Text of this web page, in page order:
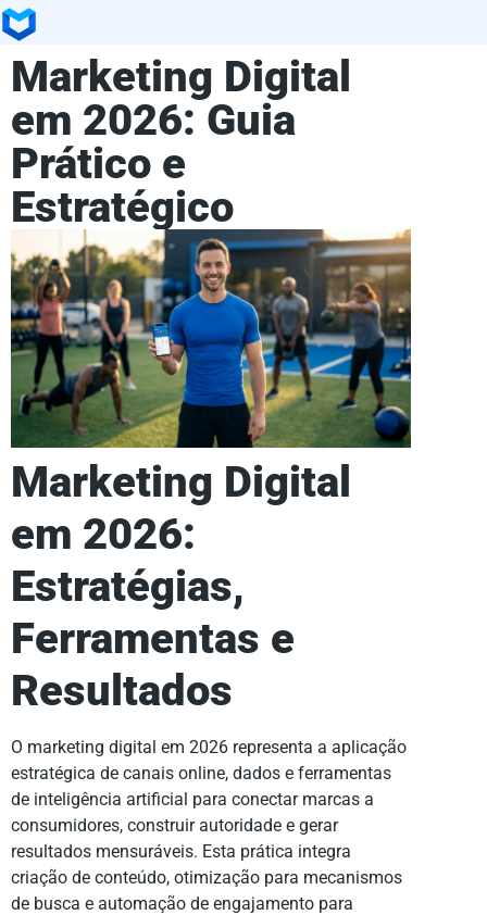
Marketing Digital
em 2026: Guia
Prático e
Estratégico
Marketing Digital
em 2026:
Estratégias,
Ferramentas e
Resultados
O marketing digital em 2026 representa a aplicação
estratégica de canais online, dados e ferramentas
de inteligência artificial para conectar marcas a
consumidores, construir autoridade e gerar
resultados mensuráveis. Esta prática integra
criação de conteúdo, otimização para mecanismos
de busca e automação de engajamento para